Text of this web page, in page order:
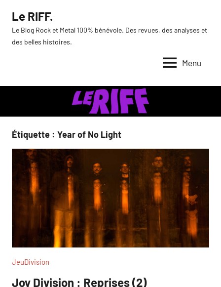
contenu
Le RIFF.
Le Blog Rock et Metal 100% bénévole. Des revues, des analyses et
des belles histoires.
Menu
Étiquette : Year of No Light
JeuDivision
Joy Division : Reprises (2)